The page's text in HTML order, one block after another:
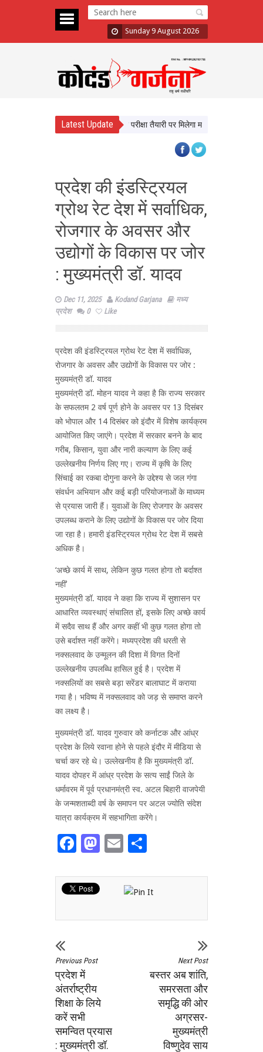
Sunday 9 August 2026
Latest Update
सीखेंगे यूपी के छात्र, करियर और परीक्षा तैयारी पर मिलेगा मार्गदर्शन
प्रदेश की इंडस्ट्रियल
ग्रोथ रेट देश में सर्वाधिक,
रोजगार के अवसर और
उद्योगों के विकास पर जोर
: मुख्यमंत्री डॉ. यादव
Dec 11, 2025 Kodand Garjana
मध्य
प्रदेश
0 Like
प्रदेश की इंडस्ट्रियल ग्रोथ रेट देश में सर्वाधिक,
रोजगार के अवसर और उद्योगों के विकास पर जोर :
मुख्यमंत्री डॉ. यादव
मुख्यमंत्री डॉ. मोहन यादव ने कहा है कि राज्य सरकार
के सफलतम 2 वर्ष पूर्ण होने के अवसर पर 13 दिसंबर
को भोपाल और 14 दिसंबर को इंदौर में विशेष कार्यक्रम
आयोजित किए जाएंगे। प्रदेश में सरकार बनने के बाद
गरीब, किसान, युवा और नारी कल्याण के लिए कई
उल्लेखनीय निर्णय लिए गए। राज्य में कृषि के लिए
सिंचाई का रकबा दोगुना करने के उद्देश्य से जल गंगा
संवर्धन अभियान और कई बड़ी परियोजनाओं के माध्यम
से प्रयास जारी हैं। युवाओं के लिए रोजगार के अवसर
उपलब्ध कराने के लिए उद्योगों के विकास पर जोर दिया
जा रहा है। हमारी इंडस्ट्रियल ग्रोथ रेट देश में सबसे
अधिक है।
‘अच्छे कार्य में साथ, लेकिन कुछ गलत होगा तो बर्दाश्त
नहीं’
मुख्यमंत्री डॉ. यादव ने कहा कि राज्य में सुशासन पर
आधारित व्यवस्थाएं संचालित हों, इसके लिए अच्छे कार्य
में सदैव साथ हैं और अगर कहीं भी कुछ गलत होगा तो
उसे बर्दाश्त नहीं करेंगे। मध्यप्रदेश की धरती से
नक्सलवाद के उन्मूलन की दिशा में विगत दिनों
उल्लेखनीय उपलब्धि हासिल हुई है। प्रदेश में
नक्सलियों का सबसे बड़ा सरेंडर बालाघाट में कराया
गया है। भविष्य में नक्सलवाद को जड़ से समाप्त करने
का लक्ष्य है।
मुख्यमंत्री डॉ. यादव गुरुवार को कर्नाटक और आंध्र
प्रदेश के लिये रवाना होने से पहले इंदौर में मीडिया से
चर्चा कर रहे थे। उल्लेखनीय है कि मुख्यमंत्री डॉ.
यादव दोपहर में आंध्र प्रदेश के सत्य साईं जिले के
धर्मावरम में पूर्व प्रधानमंत्री स्व. अटल बिहारी वाजपेयी
के जन्मशताब्दी वर्ष के समापन पर अटल ज्योति संदेश
यात्रा कार्यक्रम में सहभागिता करेंगे।
Facebook
Mastodon
Email
Previous Post
प्रदेश में
अंतर्राष्ट्रीय
शिक्षा के लिये
करें सभी
समन्वित प्रयास
: मुख्यमंत्री डॉ.
Next Post
बस्तर अब शांति,
समरसता और
समृद्धि की ओर
अग्रसर-
मुख्यमंत्री
विष्णुदेव साय